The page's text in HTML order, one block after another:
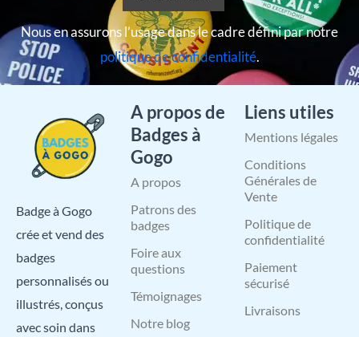
Nous en assurons l’usage dans le cadre défini par notre
politique de confidentialité.
Badge à Gogo
crée et vend des
badges
personnalisés ou
illustrés, conçus
avec soin dans
A propos de
Badges à
Gogo
A propos
Patrons des
badges
Foire aux
questions
Témoignages
Notre blog
Liens utiles
Mentions légales
Conditions
Générales de
Vente
Politique de
confidentialité
Paiement
sécurisé
Livraisons